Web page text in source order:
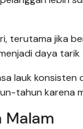
terutama jika
daya
lauk
tahun karena
Malam